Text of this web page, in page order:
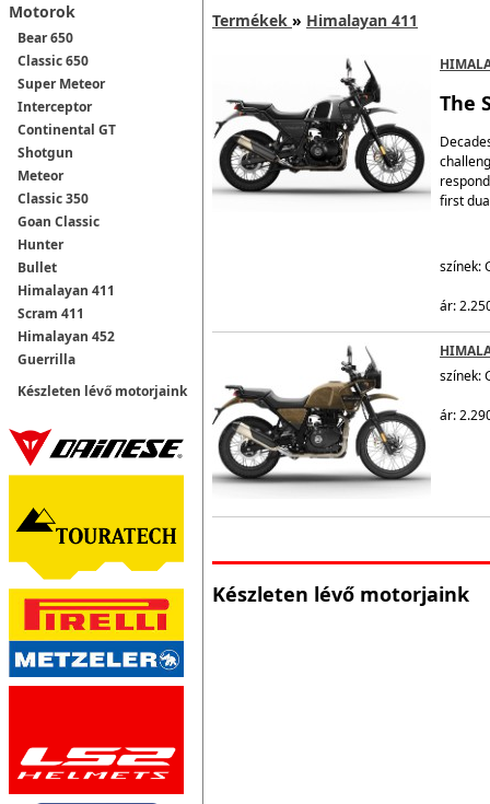
Motorok
Bear 650
Classic 650
Super Meteor
Interceptor
Continental GT
Shotgun
Meteor
Classic 350
Goan Classic
Hunter
Bullet
Himalayan 411
Scram 411
Himalayan 452
Guerrilla
Készleten lévő motorjaink
Termékek » Himalayan 411
The
first
színek:
ár:
színek:
ár:
Készleten lévő motorjaink